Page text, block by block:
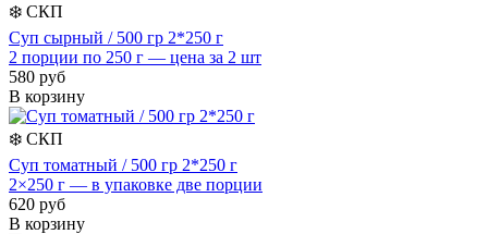
❄️ СКП
Суп сырный / 500 гр 2*250 г
2 порции по 250 г — цена за 2 шт
580 руб
В корзину
❄️ СКП
Суп томатный / 500 гр 2*250 г
2×250 г — в упаковке две порции
620 руб
В корзину